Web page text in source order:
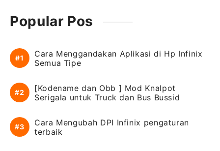
Popular Pos
Cara Menggandakan Aplikasi di Hp Infinix
Semua Tipe
[Kodename dan Obb ] Mod Knalpot
Serigala untuk Truck dan Bus Bussid
Cara Mengubah DPI Infinix pengaturan
terbaik